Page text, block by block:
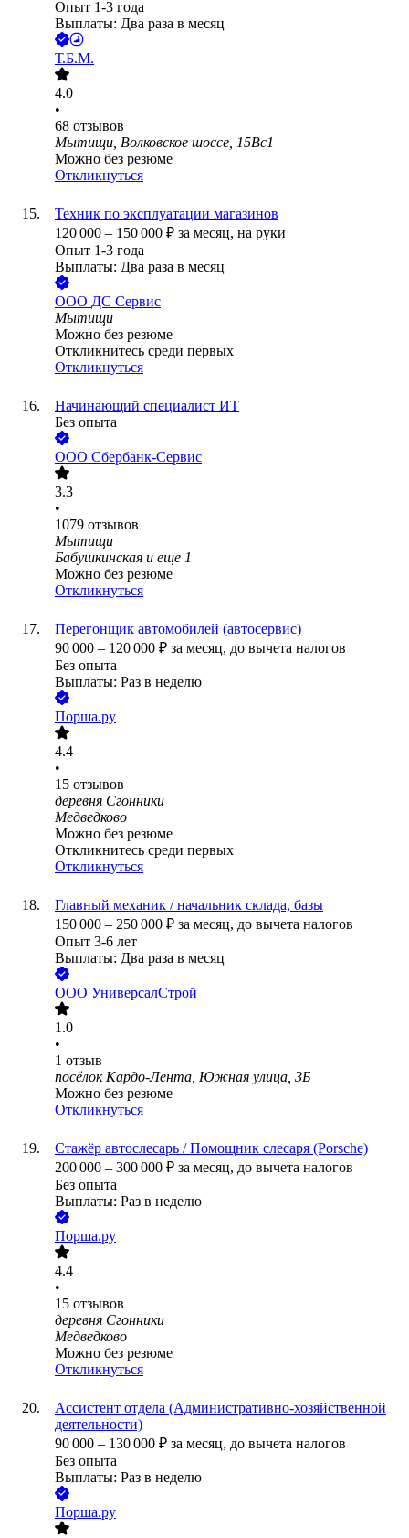
Опыт 1-3 года
Выплаты: Два раза в месяц
Т.Б.М.
4.0
•
68 отзывов
Мытищи, Волковское шоссе, 15Вс1
Можно без резюме
Откликнуться
Техник по эксплуатации магазинов
120 000 – 150 000 ₽ за месяц, на руки
Опыт 1-3 года
Выплаты: Два раза в месяц
ООО ДС Сервис
Мытищи
Можно без резюме
Откликнитесь среди первых
Откликнуться
Начинающий специалист ИТ
Без опыта
ООО Сбербанк-Сервис
3.3
•
1079 отзывов
Мытищи
Бабушкинская и еще 1
Можно без резюме
Откликнуться
Перегонщик автомобилей (автосервис)
90 000 – 120 000 ₽ за месяц, до вычета налогов
Без опыта
Выплаты: Раз в неделю
Порша.ру
4.4
•
15 отзывов
деревня Сгонники
Медведково
Можно без резюме
Откликнитесь среди первых
Откликнуться
Главный механик / начальник склада, базы
150 000 – 250 000 ₽ за месяц, до вычета налогов
Опыт 3-6 лет
Выплаты: Два раза в месяц
ООО УниверсалСтрой
1.0
•
1 отзыв
посёлок Кардо-Лента, Южная улица, 3Б
Можно без резюме
Откликнуться
Стажёр автослесарь / Помощник слесаря (Porsche)
200 000 – 300 000 ₽ за месяц, до вычета налогов
Без опыта
Выплаты: Раз в неделю
Порша.ру
4.4
•
15 отзывов
деревня Сгонники
Медведково
Можно без резюме
Откликнуться
Ассистент отдела (Административно-хозяйственной
деятельности)
90 000 – 130 000 ₽ за месяц, до вычета налогов
Без опыта
Выплаты: Раз в неделю
Порша.ру